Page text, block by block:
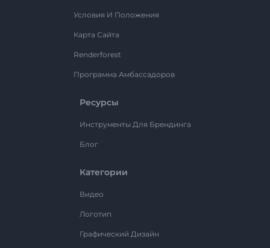
Условия И Положения
Карта Сайта
Renderforest
Программа Амбассадоров
Ресурсы
Инструменты Для Брендинга
Блог
Категории
Видео
Логотип
Графический Дизайн